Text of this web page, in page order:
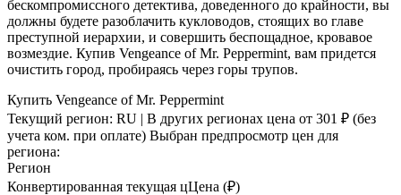
бескомпромиссного детектива, доведенного до крайности, вы
должны будете разоблачить кукловодов, стоящих во главе
преступной иерархии, и совершить беспощадное, кровавое
возмездие. Купив Vengeance of Mr. Peppermint, вам придется
очистить город, пробираясь через горы трупов.
Купить Vengeance of Mr. Peppermint
Текущий регион: RU | В других регионах цена от 301 ₽ (без
учета ком. при оплате) Выбран предпросмотр цен для
региона:
Регион
Конвертированная текущая цЦена (₽)